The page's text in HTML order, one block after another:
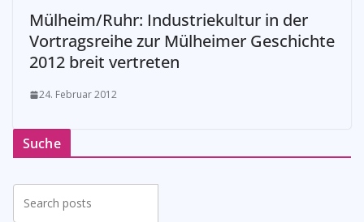
Mülheim/Ruhr: Industriekultur in der
Vortragsreihe zur Mülheimer Geschichte
2012 breit vertreten
24. Februar 2012
Suche